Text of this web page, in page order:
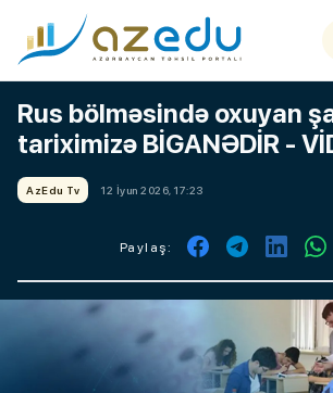
Rus bölməsində oxuyan
tariximizə BİGANƏDİR -
AzEdu Tv 12 İyun 2026, 17:23
Paylaş: